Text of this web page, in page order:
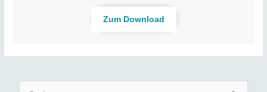
Zum Download